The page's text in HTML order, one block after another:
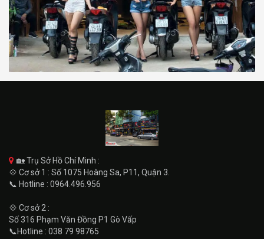
🏡 Trụ Sở Hồ Chí Minh :
💠 Cơ sở 1 : Số 1075 Hoàng Sa, P11, Quận 3.
📞 Hotline : 0964.496.956
💠 Cơ sở 2 :
Số 316 Phạm Văn Đồng P1 Gò Vấp
📞Hotline : 038 79 98765